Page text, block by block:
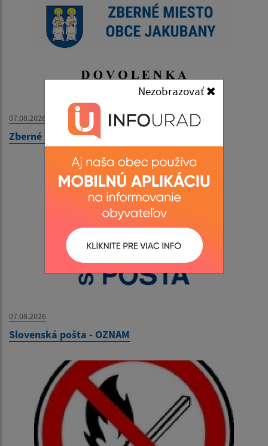
Nezobrazovať
07.08.2026
Zberné miesto - OZNAM
07.08.2026
Slovenská pošta - OZNAM